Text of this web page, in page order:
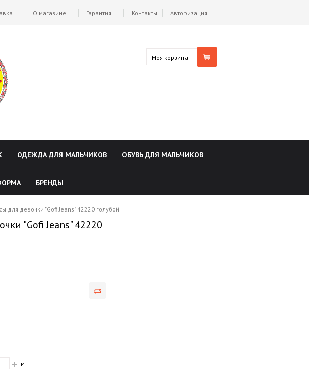
Авторизация
О магазине Гарантия Контакты
Моя корзина
ОДЕЖДА ДЛЯ МАЛЬЧИКОВ ОБУВЬ ДЛЯ МАЛЬЧИКОВ
БРЕНДЫ
для девочки "Gofi Jeans" 42220 голубой
"Gofi Jeans" 42220
м